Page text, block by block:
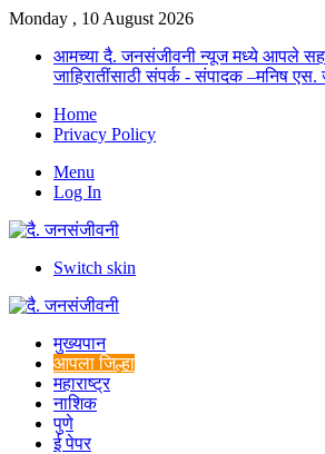
Monday , 10 August 2026
आमच्या दै. जनसंजीवनी न्यूज मध्ये आपले
जाहिरातींसाठी संपर्क - संपादक –मनिष
Home
Privacy Policy
Menu
Log In
Switch skin
मुख्यपान
आपला जिल्हा
महाराष्ट्र
नाशिक
पुणे
ई पेपर